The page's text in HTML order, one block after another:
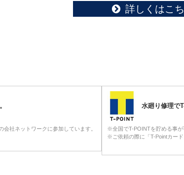
詳しくはこ
社ネットワークに参加しています。
水廻り修理で
※全国でT-POINTを貯める事が
※ご依頼の際に「T-Pointカード